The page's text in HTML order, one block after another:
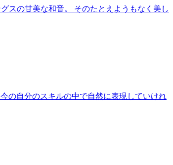
スの甘美な和音。 そのたとえようもなく美し
の自分のスキルの中で自然に表現していけれ